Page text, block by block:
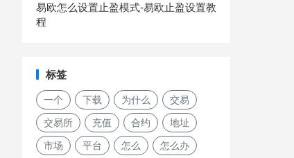
易欧怎么设置止盈模式-易欧止盈设置教
程
标签
一个 下载 为什么 交易
交易所 充值 合约 地址
市场 平台 怎么 怎么办